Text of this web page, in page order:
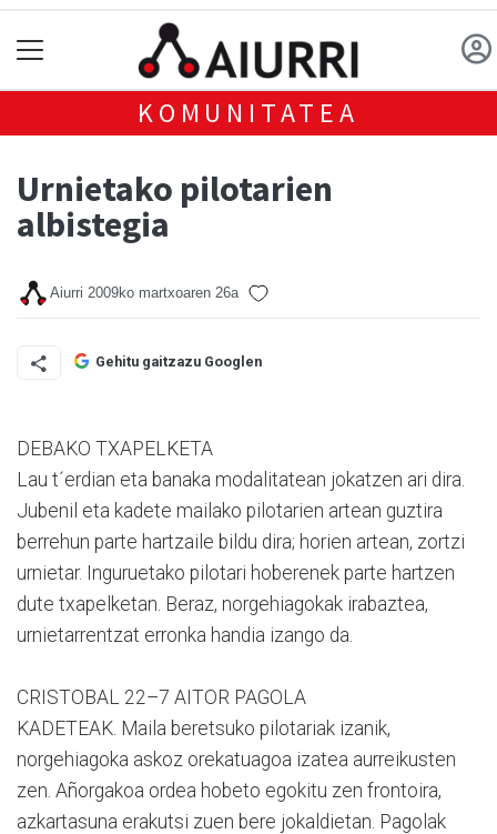
KOMUNITATEA
Urnietako pilotarien
albistegia
Aiurri 2009ko martxoaren 26a
Gehitu gaitzazu Googlen
DEBAKO TXAPELKETA
Lau t´erdian eta banaka modalitatean jokatzen ari dira.
Jubenil eta kadete mailako pilotarien artean guztira
berrehun parte hartzaile bildu dira; horien artean, zortzi
urnietar. Inguruetako pilotari hoberenek parte hartzen
dute txapelketan. Beraz, norgehiagokak irabaztea,
urnietarrentzat erronka handia izango da.
CRISTOBAL 22–7 AITOR PAGOLA
KADETEAK. Maila beretsuko pilotariak izanik,
norgehiagoka askoz orekatuagoa izatea aurreikusten
zen. Añorgakoa ordea hobeto egokitu zen frontoira,
azkartasuna erakutsi zuen bere jokaldietan. Pagolak